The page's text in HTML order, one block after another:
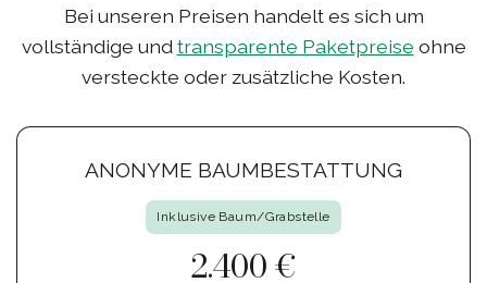
Bei unseren Preisen handelt es sich um
vollständige und transparente Paketpreise ohne
versteckte oder zusätzliche Kosten.
ANONYME BAUMBESTATTUNG
Inklusive Baum/Grabstelle
2.400 €